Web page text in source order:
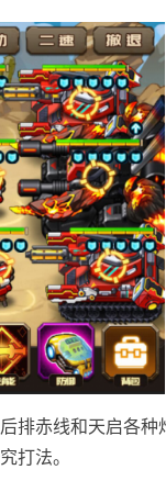
排赤线和天启各
打法。